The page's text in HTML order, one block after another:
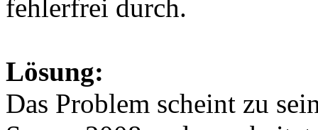
fehlerfrei durch.
Lösung:
Das Problem scheint zu